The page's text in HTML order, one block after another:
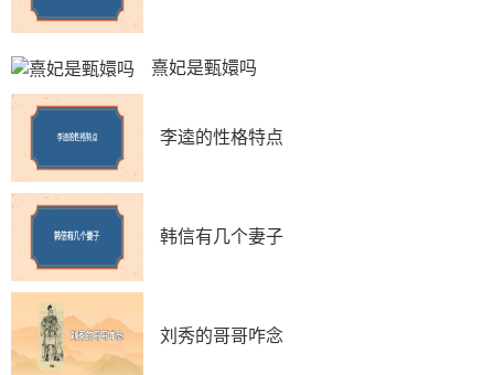
熹妃是甄嬛吗
李逵的性格特点
韩信有几个妻子
刘秀的哥哥咋念